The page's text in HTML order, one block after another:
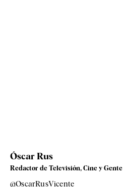
Óscar Rus
Redactor de Televisión, Cine y Gente
@OscarRusVicente